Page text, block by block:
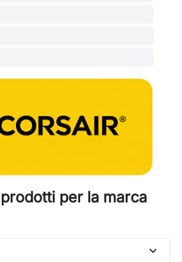
per la marca
expand_more